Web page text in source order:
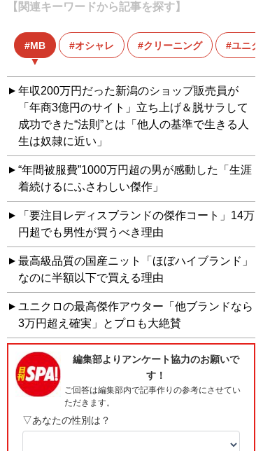
【関連キーワードから記事を探す】
MB オシャレ クリーニング ユニクロ
年収200万円だった新潟のショップ販売員が
「年商3億円のサイト」立ち上げ＆脱サラして
成功できた“法則”とは「他人の基準で生きる人
生は奴隷に近い」
“年間被服費”1000万円超の男が感動した「生涯
着続けるにふさわしい傑作」
「要注目レディスブランドの傑作コート」14万
円超でも男性が買うべき理由
最高級品質の国産ニット「ほぼハイブランド」
なのに半額以下で買える理由
ユニクロの最高傑作アウター「他ブランドなら
3万円超え確実」とプロも大絶賛